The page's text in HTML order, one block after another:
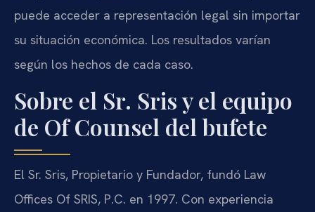
puede acceder a representación legal sin importar
su situación económica. Los resultados varían
según los hechos de cada caso.
Sobre el Sr. Sris y el equipo
de Of Counsel del bufete
El Sr. Sris, Propietario y Fundador, fundó Law
Offices Of SRIS, P.C. en 1997. Con experiencia